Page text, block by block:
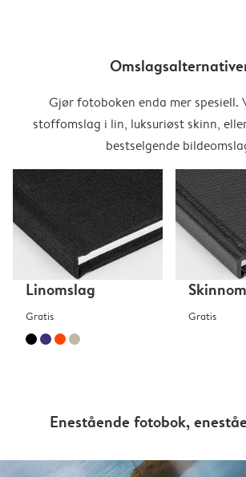
Gjør fotoboken enda mer spesiell.
stoffomslag i lin, luksuriøst skinn,
bestselgende
Linomslag
Gratis Gratis
Enestående fotobok,